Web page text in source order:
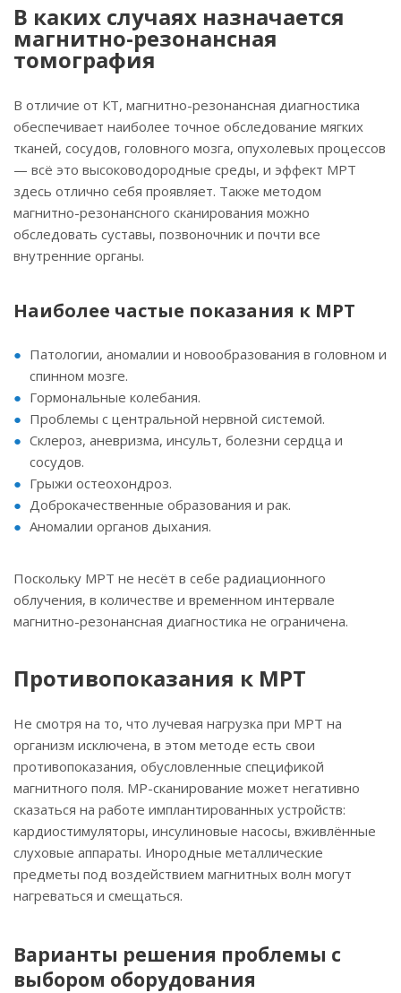
В каких случаях назначается
магнитно-резонансная
томография
В отличие от КТ, магнитно-резонансная диагностика
обеспечивает наиболее точное обследование мягких
тканей, сосудов, головного мозга, опухолевых процессов
— всё это высоководородные среды, и эффект МРТ
здесь отлично себя проявляет. Также методом
магнитно-резонансного сканирования можно
обследовать суставы, позвоночник и почти все
внутренние органы.
Наиболее частые показания к МРТ
Патологии, аномалии и новообразования в головном и
спинном мозге.
Гормональные колебания.
Проблемы с центральной нервной системой.
Склероз, аневризма, инсульт, болезни сердца и
сосудов.
Грыжи остеохондроз.
Доброкачественные образования и рак.
Аномалии органов дыхания.
Поскольку МРТ не несёт в себе радиационного
облучения, в количестве и временном интервале
магнитно-резонансная диагностика не ограничена.
Противопоказания к МРТ
Не смотря на то, что лучевая нагрузка при МРТ на
организм исключена, в этом методе есть свои
противопоказания, обусловленные спецификой
магнитного поля. МР-сканирование может негативно
сказаться на работе имплантированных устройств:
кардиостимуляторы, инсулиновые насосы, вживлённые
слуховые аппараты. Инородные металлические
предметы под воздействием магнитных волн могут
нагреваться и смещаться.
Варианты решения проблемы с
выбором оборудования